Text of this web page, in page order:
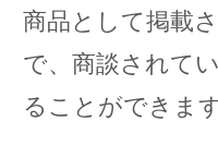
商品として掲載
で、商談されて
ることができます